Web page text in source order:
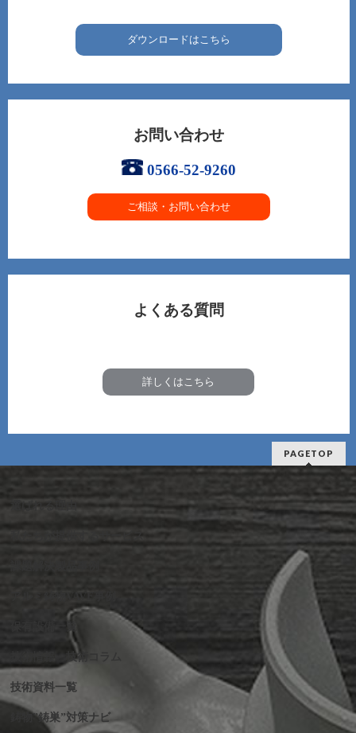
ダウンロードはこちら
お問い合わせ
0566-52-9260
ご相談・お問い合わせ
よくある質問
詳しくはこちら
PAGETOP
選ばれる理由
私たちが提供するサービス
アルミ鋳物VAVE事例
技術情報・技術コラム
技術資料一覧
鋳物”鋳巣”対策ナビ